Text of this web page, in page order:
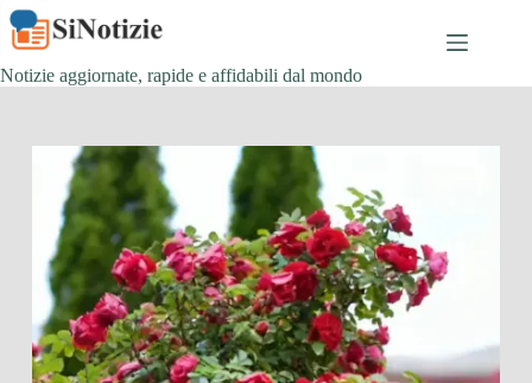
Salta
al
contenuto
Notizie aggiornate, rapide e affidabili dal mondo